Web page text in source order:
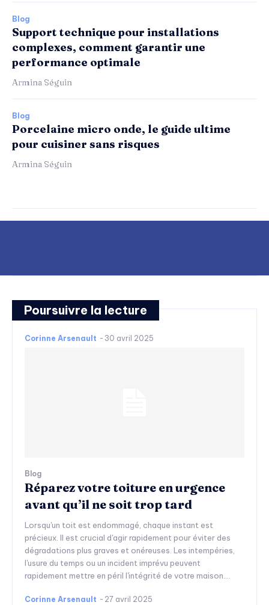
Blog
Support technique pour installations
complexes, comment garantir une
performance optimale
Armina Séguin
Blog
Porcelaine micro onde, le guide ultime
pour cuisiner sans risques
Armina Séguin
Poursuivre la lecture
Corinne Arsenault - 30 avril 2025
Blog
Réparez votre toiture en urgence
avant qu’il ne soit trop tard
Lorsqu'un toit est endommagé, chaque instant est
précieux. Il est crucial d'agir rapidement pour éviter des
dégradations plus graves et onéreuses. Les intempéries,
l'usure du temps ou un incident imprévu peuvent
rapidement mettre en péril l'intégrité de votre maison....
Corinne Arsenault - 27 avril 2025